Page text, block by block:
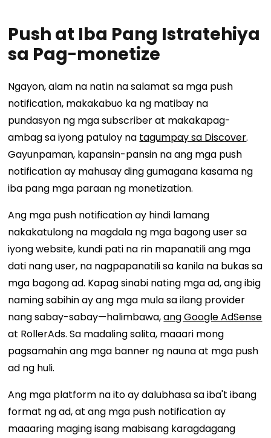
Push at Iba Pang Istratehiya
sa Pag-monetize
Ngayon, alam na natin na salamat sa mga push
notification, makakabuo ka ng matibay na
pundasyon ng mga subscriber at makakapag-
ambag sa iyong patuloy na tagumpay sa Discover.
Gayunpaman, kapansin-pansin na ang mga push
notification ay mahusay ding gumagana kasama ng
iba pang mga paraan ng monetization.
Ang mga push notification ay hindi lamang
nakakatulong na magdala ng mga bagong user sa
iyong website, kundi pati na rin mapanatili ang mga
dati nang user, na nagpapanatili sa kanila na bukas sa
mga bagong ad. Kapag sinabi nating mga ad, ang ibig
naming sabihin ay ang mga mula sa ilang provider
nang sabay-sabay—halimbawa,ang Google AdSense
at RollerAds. Sa madaling salita, maaari mong
pagsamahin ang mga banner ng nauna at mga push
ad ng huli.
Ang mga platform na ito ay dalubhasa sa iba't ibang
format ng ad, at ang mga push notification ay
maaaring maging isang mabisang karagdagang